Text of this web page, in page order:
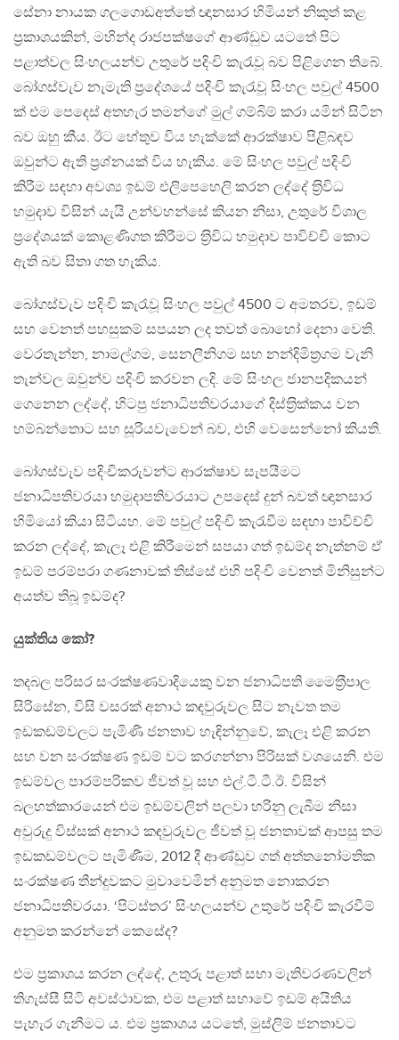
සේනා නායක ගලගොඩඅත්තේ ඥානසාර හිමියන් නිකුත් කළ
ප‍්‍රකාශයකින්, මහින්ද රාජපක්ෂගේ ආණ්ඩුව යටතේ පිට
පළාත්වල සිංහලයන්ව උතුරේ පදිංචි කැරැවූ බව පිළිගෙන තිබේ.
බෝගස්වැව නැමැති ප‍්‍රදේශයේ පදිංචි කැරැවූ සිංහල පවුල් 4500
ක් එම පෙදෙස් අතහැර තමන්ගේ මුල් ගම්බිම් කරා යමින් සිටින
බව ඔහු කීය. ඊට හේතුව විය හැක්කේ ආරක්ෂාව පිළිබඳව
ඔවුන්ට ඇති ප‍්‍රශ්නයක් විය හැකිය. මේ සිංහල පවුල් පදිංචි
කිරීම සඳහා අවශ්‍ය ඉඩම් එලිපෙහෙලි කරන ලද්දේ ත‍්‍රිවිධ
හමුදාව විසින් යැයි උන්වහන්සේ කියන නිසා, උතුරේ විශාල
ප‍්‍රදේශයක් කොළණිගත කිරීමට ත‍්‍රිවිධ හමුදාව පාවිච්චි කොට
ඇති බව සිතා ගත හැකිය.
බෝගස්වැව පදිංචි කැරැවූ සිංහල පවුල් 4500 ට අමතරව, ඉඩම්
සහ වෙනත් පහසුකම් සපයන ලද තවත් බොහෝ දෙනා වෙති.
වෙරතැන්න, නාමල්ගම, සෙනලීනිගම සහ නන්දිමිත‍්‍රගම වැනි
තැන්වල ඔවුන්ව පදිංචි කරවන ලදි. මේ සිංහල ජානපදිකයන්
ගෙනෙන ලද්දේ, හිටපු ජනාධිපතිවරයාගේ දිස්ත‍්‍රික්කය වන
හම්බන්තොට සහ සූරියවැවෙන් බව, එහි වෙසෙන්නෝ කියති.
බෝගස්වැව පදිංචිකරුවන්ට ආරක්ෂාව සැපයීමට
ජනාධිපතිවරයා හමුදාපතිවරයාට උපදෙස් දුන් බවත් ඥානසාර
හිමියෝ කියා සිටියහ. මේ පවුල් පදිංචි කැරැවීම සඳහා පාවිච්චි
කරන ලද්දේ, කැලෑ එළි කිරීමෙන් සපයා ගත් ඉඩම්ද නැත්නම් ඒ
ඉඩම් පරම්පරා ගණනාවක් තිස්සේ එහි පදිංචි වෙනත් මිනිසුන්ට
අයත්ව තිබූ ඉඩම්ද?
යුක්තිය කෝ?
තදබල පරිසර සංරක්ෂණවාදියෙකු වන ජනාධිපති මෛත‍්‍රීපාල
සිරිසේන, විසි වසරක් අනාථ කඳවුරුවල සිට නැවත තම
ඉඩකඩම්වලට පැමිණි ජනතාව හැඳින්නුවේ, කැලෑ එළි කරන
සහ වන සංරක්ෂණ ඉඩම් වට කරගන්නා පිරිසක් වශයෙනි. එම
ඉඩම්වල පාරම්පරිකව ජීවත් වූ සහ එල්.ටී.ටී.ඊ. විසින්
බලහත්කාරයෙන් එම ඉඩම්වලින් පලවා හරිනු ලැබීම නිසා
අවුරුදු විස්සක් අනාථ කඳවුරුවල ජීවත් වූ ජනතාවක් ආපසු තම
ඉඩකඩම්වලට පැමිණීම, 2012 දී ආණ්ඩුව ගත් අත්තනෝමතික
සංරක්ෂණ තීන්දුවකට මුවාවෙමින් අනුමත නොකරන
ජනාධිපතිවරයා. ‘පිටස්තර’ සිංහලයන්ව උතුරේ පදිංචි කැරවීම්
අනුමත කරන්නේ කෙසේද?
එම ප‍්‍රකාශය කරන ලද්දේ, උතුරු පළාත් සභා මැතිවරණවලින්
තිගැස්සී සිටි අවස්ථාවක, එම පළාත් සභාවේ ඉඩම් අයිතිය
පැහැර ගැනීමට ය. එම ප‍්‍රකාශය යටතේ, මුස්ලිම් ජනතාවට